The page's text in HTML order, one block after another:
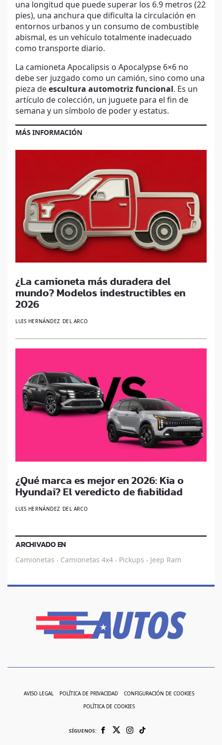
una longitud que puede superar los 6.9 metros (22
pies), una anchura que dificulta la circulación en
entornos urbanos y un consumo de combustible
abismal, es un vehículo totalmente inadecuado
como transporte diario.
La camioneta Apocalipsis o Apocalypse 6×6 no
debe ser juzgado como un camión, sino como una
pieza de escultura automotriz funcional . Es un
artículo de colección, un juguete para el fin de
semana y un símbolo de poder y estatus.
MÁS INFORMACIÓN
¿La camioneta más duradera del
mundo? Modelos indestructibles en
2026
LUIS HERNÁNDEZ DEL ARCO
¿Qué marca es mejor en 2026: Kia o
Hyundai? El veredicto de fiabilidad
LUIS HERNÁNDEZ DEL ARCO
ARCHIVADO EN
Camionetas · Camionetas 4x4 · Pickups · Jeep Ram
AVISO LEGAL POLÍTICA DE PRIVACIDAD CONFIGURACIÓN DE COOKIES
POLÍTICA DE COOKIES
SÍGUENOS: